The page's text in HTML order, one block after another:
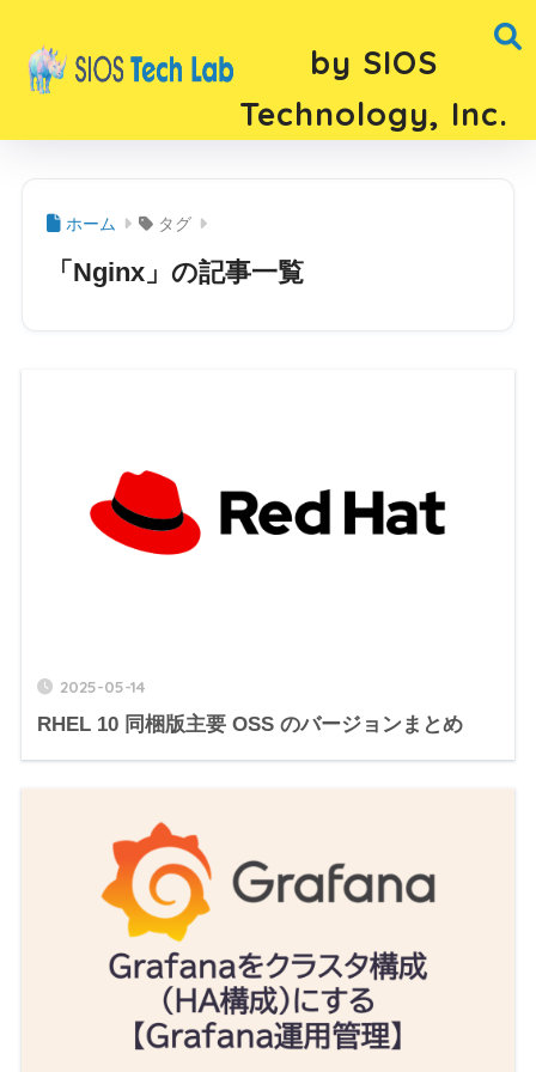
by SIOS
Technology, Inc.
ホーム タグ
「Nginx」の記事一覧
2025-05-14
RHEL 10 同梱版主要 OSS のバージョンまとめ